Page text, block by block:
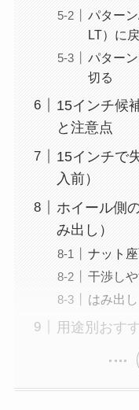
パター
LT）に
パター
切る
15インチ候
と注意点
15インチで
入前）
ホイール側
み出し）
ナット
干渉し
はみ出し
用途別おす